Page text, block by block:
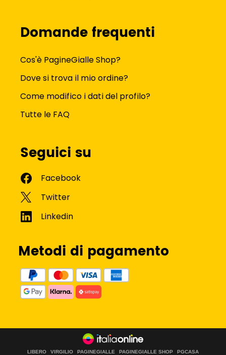
Domande frequenti
Cos'è PagineGialle Shop?
Dove si trova il mio ordine?
Come modifico i dati del profilo?
Tutte le FAQ
Seguici su
Metodi di pagamento
LIBERO VIRGILIO PAGINEGIALLE PAGINEGIALLE SHOP PGCASA